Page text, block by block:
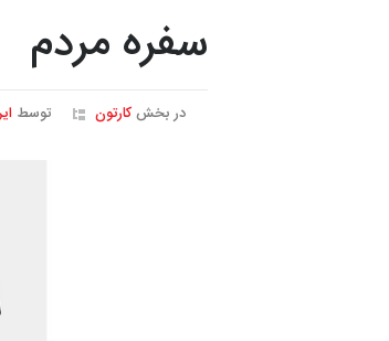
سفره مردم
در بخشکارتون توسط